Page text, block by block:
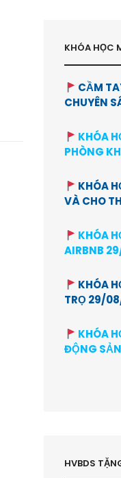
KHÓA HỌC
CẦM
CHUYÊN
KHÓA
PHÒNG
KHÓA
VÀ CHO
KHÓA
AIRBNB
KHÓA
TRỌ 29/
KHÓA
ĐỘNG
HVBDS